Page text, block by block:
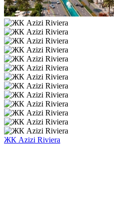
ЖК Azizi Riviera